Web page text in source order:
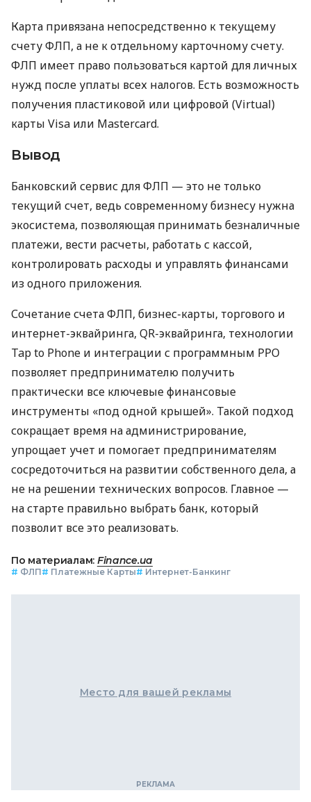
Карта привязана непосредственно к текущему
счету ФЛП, а не к отдельному карточному счету.
ФЛП имеет право пользоваться картой для личных
нужд после уплаты всех налогов. Есть возможность
получения пластиковой или цифровой (Virtual)
карты Visa или Mastercard.
Вывод
Банковский сервис для ФЛП — это не только
текущий счет, ведь современному бизнесу нужна
экосистема, позволяющая принимать безналичные
платежи, вести расчеты, работать с кассой,
контролировать расходы и управлять финансами
из одного приложения.
Сочетание счета ФЛП, бизнес-карты, торгового и
интернет-эквайринга, QR-эквайринга, технологии
Tap to Phone и интеграции с программным РРО
позволяет предпринимателю получить
практически все ключевые финансовые
инструменты «под одной крышей». Такой подход
сокращает время на администрирование,
упрощает учет и помогает предпринимателям
сосредоточиться на развитии собственного дела, а
не на решении технических вопросов. Главное —
на старте правильно выбрать банк, который
позволит все это реализовать.
По материалам: Finance.ua
# ФЛП# Платежные Карты# Интернет-Банкинг
Место для вашей рекламы